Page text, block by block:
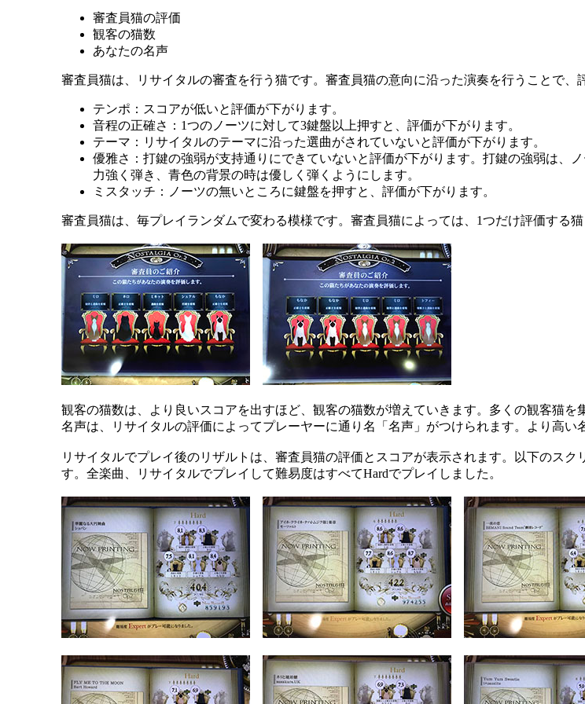
審査員猫の評価
観客の猫数
あなたの名声
審査員猫は、リサイタルの審査を行う猫です。審査員猫の意向に沿った演奏を行うことで、
テンポ：スコアが低いと評価が下がります。
音程の正確さ：1つのノーツに対して3鍵盤以上押すと、評価が下がります。
テーマ：リサイタルのテーマに沿った選曲がされていないと評価が下がります。
優雅さ：打鍵の強弱が支持通りにできていないと評価が下がります。打鍵の強弱は、
力強く弾き、青色の背景の時は優しく弾くようにします。
ミスタッチ：ノーツの無いところに鍵盤を押すと、評価が下がります。
審査員猫は、毎プレイランダムで変わる模様です。審査員猫によっては、1つだけ評価する
観客の猫数は、より良いスコアを出すほど、観客の猫数が増えていきます。多くの観客猫を
名声は、リサイタルの評価によってプレーヤーに通り名「名声」がつけられます。より高い
リサイタルでプレイ後のリザルトは、審査員猫の評価とスコアが表示されます。以下のス
す。全楽曲、リサイタルでプレイして難易度はすべてHardでプレイしました。